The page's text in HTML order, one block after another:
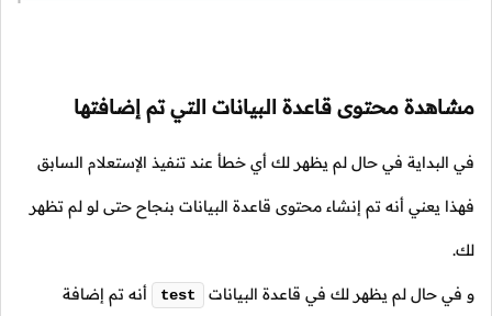
مشاهدة محتوى قاعدة البيانات التي تم إضافتها
في البداية في حال لم يظهر لك أي خطأ عند تنفيذ الإستعلام السابق
فهذا يعني أنه تم إنشاء محتوى قاعدة البيانات بنجاح حتى لو لم تظهر
لك.
و في حال لم يظهر لك في قاعدة البيانات test أنه تم إضافة